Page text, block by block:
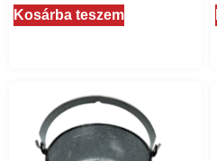
Kosárba teszem